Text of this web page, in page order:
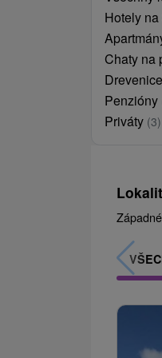
Hotely
Chaty na
Drevenice
Penzióny
Priváty (3)